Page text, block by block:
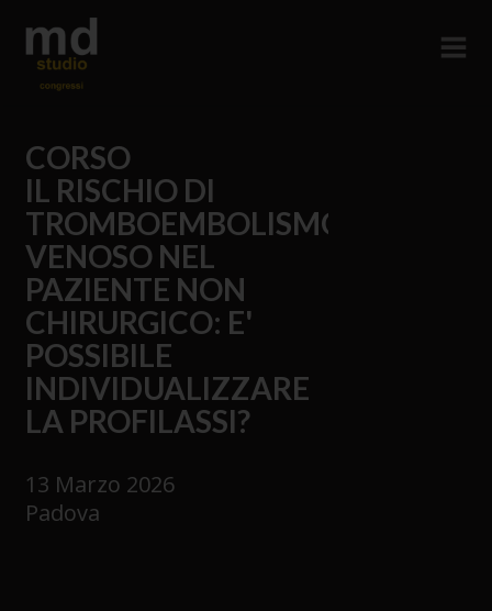
CORSO
IL RISCHIO DI
TROMBOEMBOLISMO
VENOSO NEL
PAZIENTE NON
CHIRURGICO: E'
POSSIBILE
INDIVIDUALIZZARE
LA PROFILASSI?
13 Marzo 2026
Padova